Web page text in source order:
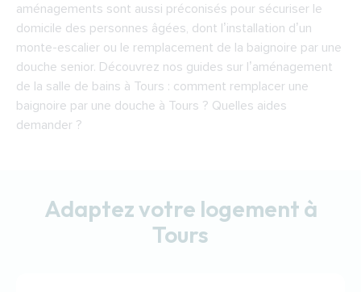
aménagements sont aussi préconisés pour sécuriser le
domicile des personnes âgées, dont l’installation d’un
monte-escalier ou le remplacement de la baignoire par une
douche senior. Découvrez nos guides sur l’aménagement
de la salle de bains à Tours : comment remplacer une
baignoire par une douche à Tours ? Quelles aides
demander ?
Adaptez votre logement à
Tours